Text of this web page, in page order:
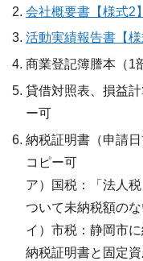
会社概要書【様式2
活動実績報告書【
商業登記簿謄本（
貸借対照表、損益
ー可
納税証明書（申請
コピー可
ア）国税：「法人
ついて未納税額の
イ）市税：静岡市
納税証明書と固定